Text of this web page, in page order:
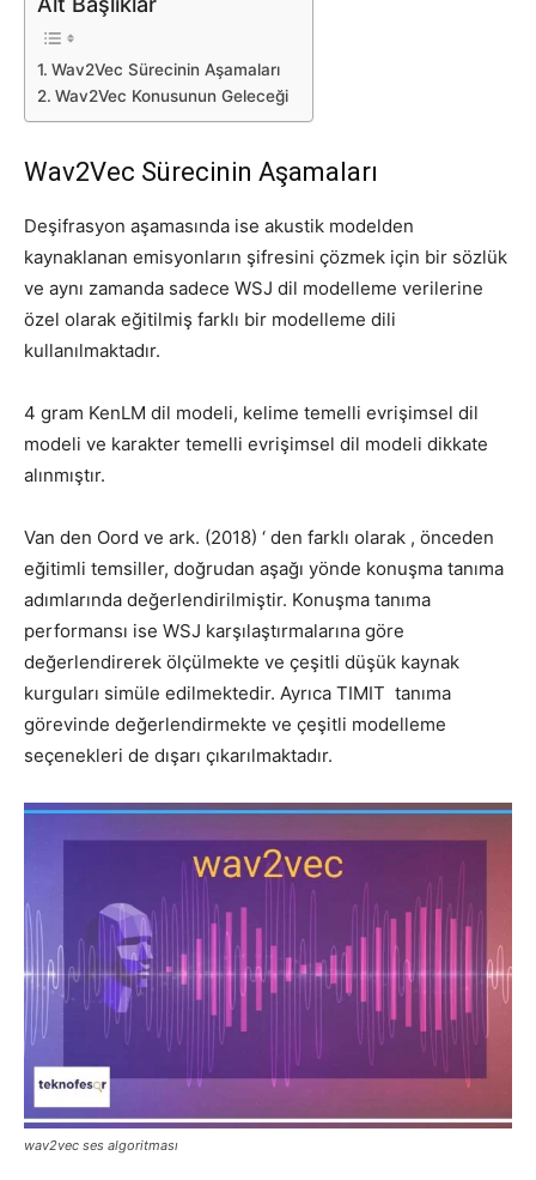
Wav2Vec Sürecinin Aşamaları
Wav2Vec Konusunun Geleceği
Wav2Vec Sürecinin Aşamaları
Deşifrasyon aşamasında ise akustik modelden
kaynaklanan emisyonların şifresini çözmek için bir sözlük
ve aynı zamanda sadece WSJ dil modelleme verilerine
özel olarak eğitilmiş farklı bir modelleme dili
kullanılmaktadır.
4 gram KenLM dil modeli, kelime temelli evrişimsel dil
modeli ve karakter temelli evrişimsel dil modeli dikkate
alınmıştır.
Van den Oord ve ark. (2018) ‘ den farklı olarak , önceden
eğitimli temsiller, doğrudan aşağı yönde konuşma tanıma
adımlarında değerlendirilmiştir. Konuşma tanıma
performansı ise WSJ karşılaştırmalarına göre
değerlendirerek ölçülmekte ve çeşitli düşük kaynak
kurguları simüle edilmektedir. Ayrıca TIMIT tanıma
görevinde değerlendirmekte ve çeşitli modelleme
seçenekleri de dışarı çıkarılmaktadır.
wav2vec ses algoritması